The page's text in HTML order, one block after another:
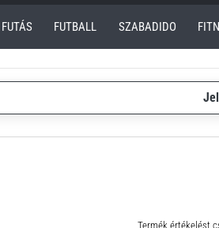
FUTÁS FUTBALL SZABADIDO
Termék értékelést